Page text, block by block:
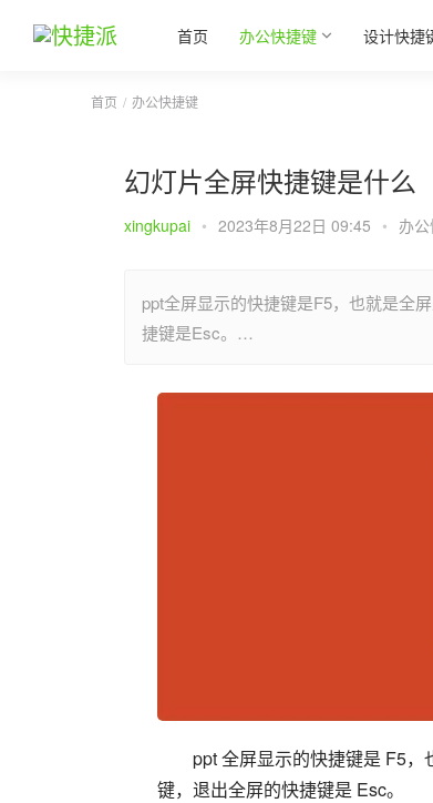
首页 办公快捷键 设计快捷
首页 办公快捷键
幻灯片全屏快捷键是什么
xingkupai • 2023年8月22日 09:45 • 办
ppt全屏显示的快捷键是F5，也就是全
捷键是Esc。…
ppt 全屏显示的快捷键是 F5
键，退出全屏的快捷键是 Esc。